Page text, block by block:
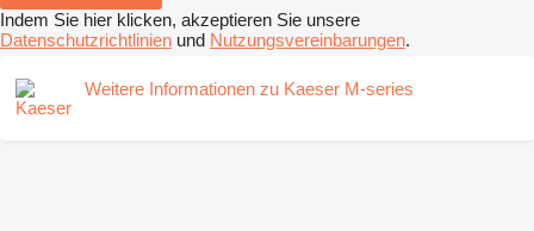
Indem Sie hier klicken, akzeptieren Sie unsere
Datenschutzrichtlinien und Nutzungsvereinbarungen.
Weitere Informationen zu Kaeser M-series